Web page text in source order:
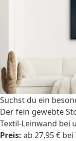
Suchst du ein
Der fein gewebte
Textil-Leinwand bei
Preis: ab 27,95 €